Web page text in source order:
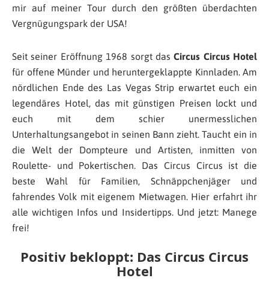
mir auf meiner Tour durch den größten überdachten
Vergnügungspark der USA!
Seit seiner Eröffnung 1968 sorgt dasCircus Circus Hotel
für offene Münder und heruntergeklappte Kinnladen. Am
nördlichen Ende des Las Vegas Strip erwartet euch ein
legendäres Hotel, das mit günstigen Preisen lockt und
euch mit dem schier unermesslichen
Unterhaltungsangebot in seinen Bann zieht. Taucht ein in
die Welt der Dompteure und Artisten, inmitten von
Roulette- und Pokertischen. Das Circus Circus ist die
beste Wahl für Familien, Schnäppchenjäger und
fahrendes Volk mit eigenem Mietwagen. Hier erfahrt ihr
alle wichtigen Infos und Insidertipps. Und jetzt: Manege
frei!
Positiv bekloppt: Das Circus Circus
Hotel